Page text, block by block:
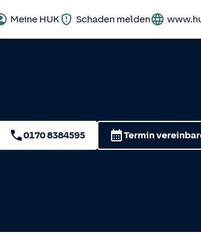
Meine HUK Schaden melden
0170 8384595 Termin